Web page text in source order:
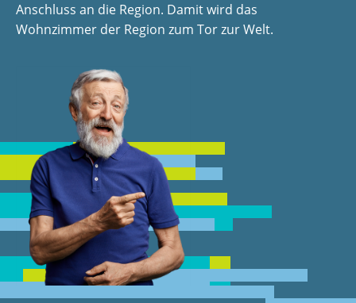
Anschluss an die Region. Damit wird das
Wohnzimmer der Region zum Tor zur Welt.